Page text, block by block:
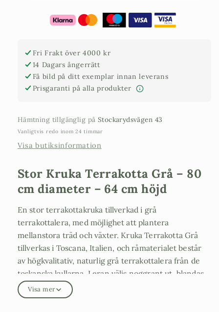
Toscana
80
diameter
-
64
-
Toscana
80
cm
diameter
-
64
Fri Frakt över 4000 kr
14 Dagars ångerrätt
Få bild på ditt exemplar innan leverans
Prisgaranti på alla produkter
Hämtning tillgänglig på Stockarydsvägen 43
Vanligtvis redo inom 24 timmar
Visa butiksinformation
Stor Kruka Terrakotta Grå – 80
cm diameter – 64 cm höjd
En stor terrakottakruka tillverkad i grå
terrakottalera, med möjlighet att plantera
mellanstora träd och växter. Kruka Terrakotta Grå
tillverkas i Toscana, Italien, och råmaterialet består
av högkvalitativ, naturlig grå terrakottalera från de
toskanska kullarna. Leran väljs noggrant ut, blandas
med vatten och bearbetas sedan för hand för att
skapa krukans unika och stilrena form.
Visa mer